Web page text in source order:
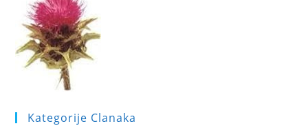
Kategorije Clanaka